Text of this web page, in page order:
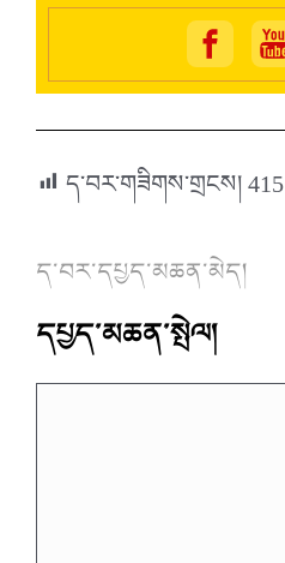
ད་བར་གཟིགས་གྲངས།415
ད་བར་དཔྱད་མཆན་མེད།
དཔྱད་མཆན་སྤེལ།